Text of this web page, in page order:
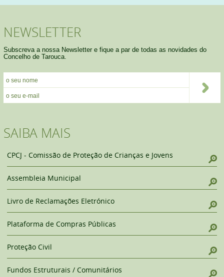
NEWSLETTER
Subscreva a nossa Newsletter e fique a par de todas as novidades do
Concelho de Tarouca.
SAIBA MAIS
CPCJ - Comissão de Proteção de Crianças e Jovens
Assembleia Municipal
Livro de Reclamações Eletrónico
Plataforma de Compras Públicas
Proteção Civil
Fundos Estruturais / Comunitários